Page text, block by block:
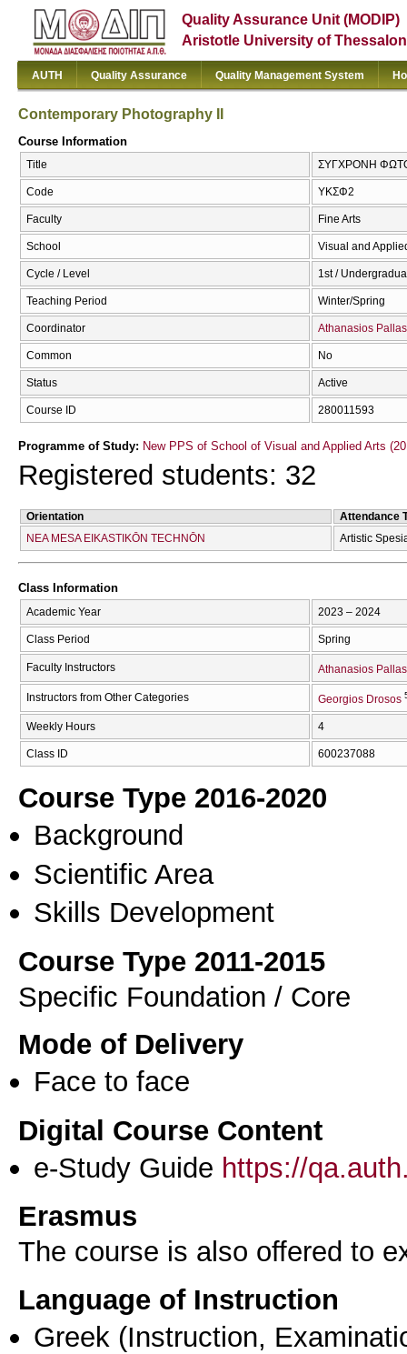
Quality Assurance Unit (MODIP)
Aristotle University of
AUTH Quality Assurance Quality Management System
Contemporary Photography II
Course Information
Title ΣΥΓΧΡΟΝΗ
Code ΥΚΣΦ2
Faculty Fine Arts
School Visual and
Cycle / Level 1st /
Teaching Period Winter/Spring
Coordinator Athanasios Pallas
Common No
Status Active
Course ID 280011593
Programme of Study: New PPS of School of Visual and Applied Arts
Registered students: 32
Orientation
Attendance
NEA MESA EIKASTIKŌN TECΗNŌN
Artistic
Class Information
Academic Year 2023 – 2024
Class Period Spring
Faculty Instructors Athanasios Pallas
Instructors from Other Categories Georgios Drosos
Weekly Hours 4
Class ID 600237088
Course Type 2016-2020
Background
Scientific Area
Skills Development
Course Type 2011-2015
Specific Foundation / Core
Mode of Delivery
Face to face
Digital Course Content
e-Study Guide https://
Erasmus
The course is also offered to
Language of Instruction
Greek (Instruction,